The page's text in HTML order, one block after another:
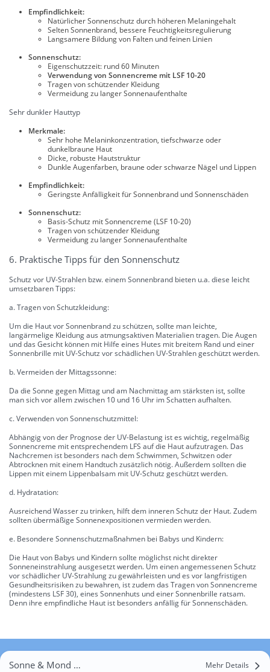
Empfindlichkeit:
Natürlicher Sonnenschutz durch höheren Melaningehalt
Selten Sonnenbrand, bessere Feuchtigkeitsregulierung
Langsamere Bildung von Falten und feinen Linien
Sonnenschutz:
Eigenschutzzeit: rund 60 Minuten
Verwendung von Sonnencreme mit LSF 10-20
Tragen von schützender Kleidung
Vermeidung zu langer Sonnenaufenthalte
Sehr dunkler Hauttyp
Merkmale:
Sehr hohe Melaninkonzentration, tiefschwarze oder
dunkelbraune Haut
Dicke, robuste Hautstruktur
Dunkle Augenfarben, braune oder schwarze Nägel und Lippen
Empfindlichkeit:
Geringste Anfälligkeit für Sonnenbrand und Sonnenschäden
Sonnenschutz:
Basis-Schutz mit Sonnencreme (LSF 10-20)
Tragen von schützender Kleidung
Vermeidung zu langer Sonnenaufenthalte
6. Praktische Tipps für den Sonnenschutz
Schutz vor UV-Strahlen bzw. einem Sonnenbrand bieten u.a. diese leicht
umsetzbaren Tipps:
a. Tragen von Schutzkleidung:
Um die Haut vor Sonnenbrand zu schützen, sollte man leichte,
langärmelige Kleidung aus atmungsaktiven Materialien tragen. Die Augen
und das Gesicht können mit Hilfe eines Hutes mit breitem Rand und einer
Sonnenbrille mit UV-Schutz vor schädlichen UV-Strahlen geschützt werden.
b. Vermeiden der Mittagssonne:
Da die Sonne gegen Mittag und am Nachmittag am stärksten ist, sollte
man sich vor allem zwischen 10 und 16 Uhr im Schatten aufhalten.
c. Verwenden von Sonnenschutzmittel:
Abhängig von der Prognose der UV-Belastung ist es wichtig, regelmäßig
Sonnencreme mit entsprechendem LFS auf die Haut aufzutragen. Das
Nachcremen ist besonders nach dem Schwimmen, Schwitzen oder
Abtrocknen mit einem Handtuch zusätzlich nötig. Außerdem sollten die
Lippen mit einem Lippenbalsam mit UV-Schutz geschützt werden.
d. Hydratation:
Ausreichend Wasser zu trinken, hilft dem inneren Schutz der Haut. Zudem
sollten übermäßige Sonnenexpositionen vermieden werden.
e. Besondere Sonnenschutzmaßnahmen bei Babys und Kindern:
Die Haut von Babys und Kindern sollte möglichst nicht direkter
Sonneneinstrahlung ausgesetzt werden. Um einen angemessenen Schutz
vor schädlicher UV-Strahlung zu gewährleisten und es vor langfristigen
Gesundheitsrisiken zu bewahren, ist zudem das Tragen von Sonnencreme
(mindestens LSF 30), eines Sonnenhuts und einer Sonnenbrille ratsam.
Denn ihre empfindliche Haut ist besonders anfällig für Sonnenschäden.
Sonne & Mond Feschel Mehr Details